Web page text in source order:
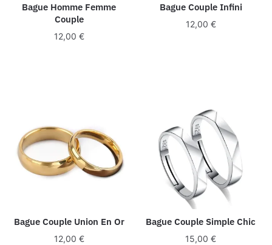
Bague Homme Femme
Couple
12,00 €
Bague Couple Infini
12,00 €
Bague Couple Union En Or
12,00 €
Bague Couple Simple Chic
15,00€